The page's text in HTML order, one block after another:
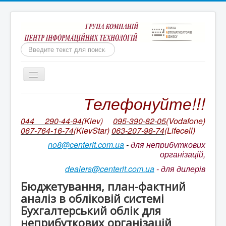
Пошук
Включить/
выключить
Бухгалтерія для неприбуткових організацій
Бухгалтерський облік КОРП для неприбуткових
організацій України
Оновлення БАС НПО. Відео на YouTube
Супровід неприбуткової конфігурації
Ціни на пакетів сервісів ІТС
Телефонуйте!!!
044 290-44-94(Kiev) 095-390-82-05(Vodafone)
067-764-16-74(KievStar)063-207-98-74(Lifecell)
no8@centerit.com.ua-для неприбуткових
організацій,
dealers@centerit.com.ua-для дилерів
Бюджетування, план-фактний
аналіз в обліковій системі
Бухгалтерський облік для
неприбуткових організацій